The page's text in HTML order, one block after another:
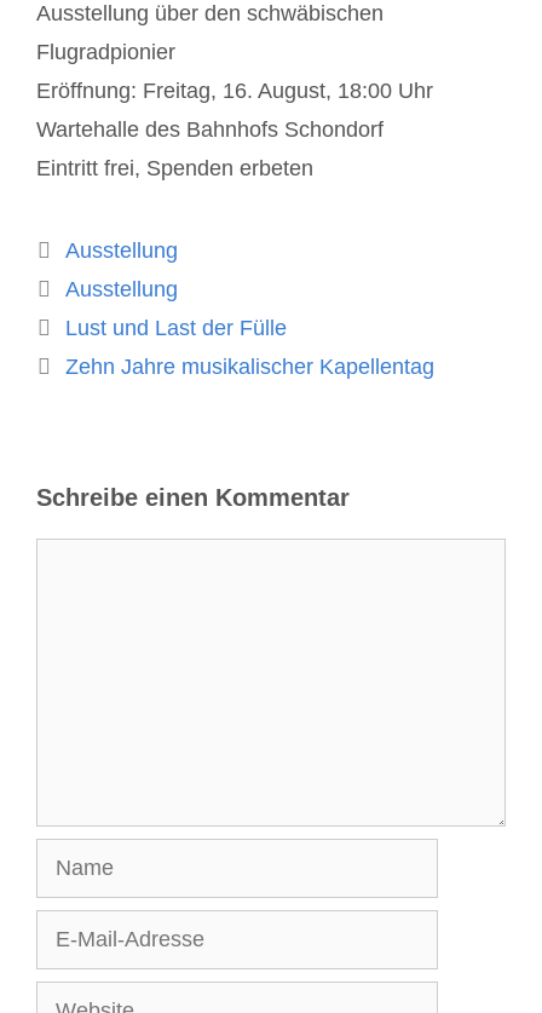
Ausstellung über den schwäbischen
Flugradpionier
Eröffnung: Freitag, 16. August, 18:00 Uhr
Wartehalle des Bahnhofs Schondorf
Eintritt frei, Spenden erbeten
Kategorien
Ausstellung
Schlagwörter
Ausstellung
Lust und Last der Fülle
Zehn Jahre musikalischer Kapellentag
Schreibe einen Kommentar
Name
Mail-
Adresse
Website